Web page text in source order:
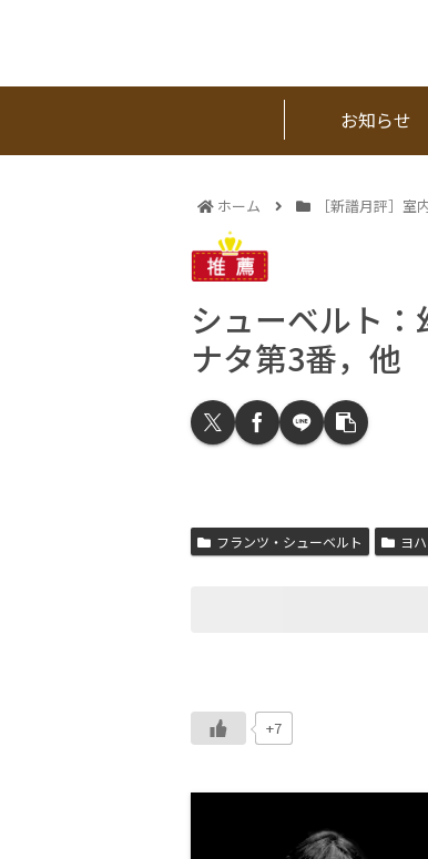
お知らせ
ホーム ［新譜月評］室
シューベルト
ナタ第3番，他
フランツ・シューベルト ヨ
+7